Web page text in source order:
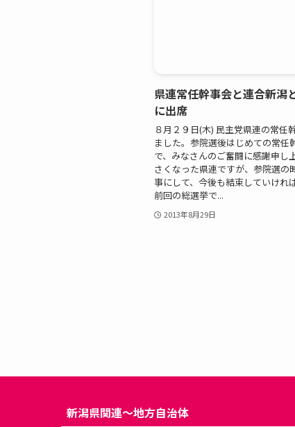
県連常任幹事会と連合新潟
に出席
８月２９日(木) 民主党県連の常任
ました。参院選後はじめての常任
で、みなさんのご奮闘に感謝申し
さくなった県連ですが、参院選の
事にして、今後も結束していけれ
前回の総選挙で...
2013年8月29日
新潟県関連〜地方自治体